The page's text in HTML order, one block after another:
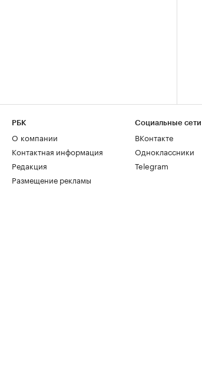
РБК
О компании
Контактная информация
Редакция
Размещение рекламы
Социальные сети
ВКонтакте
Одноклассники
Telegram